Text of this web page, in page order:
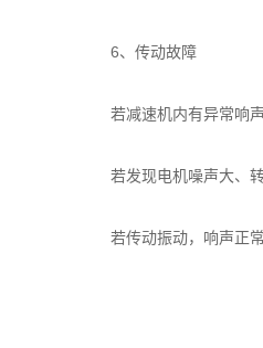
6、传动故障
若减速机内有异常响声
若发现电机噪声大、转
若传动振动，响声正常